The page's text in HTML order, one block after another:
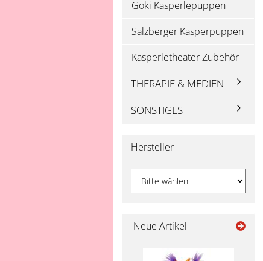
Goki Kasperlepuppen
Salzberger Kasperpuppen
Kasperletheater Zubehör
THERAPIE & MEDIEN
SONSTIGES
Hersteller
Neue Artikel